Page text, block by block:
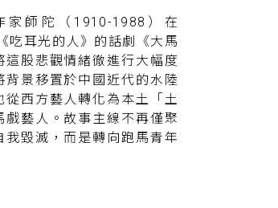
家師陀（1910-1988）在
吃耳光的人》的話劇《大馬
這股悲觀情緒徹進行大幅度
背景移置於中國近代的水陸
從西方藝人轉化為本土「土
戲藝人。故事主線不再僅聚
我毀滅，而是轉向跑馬青年